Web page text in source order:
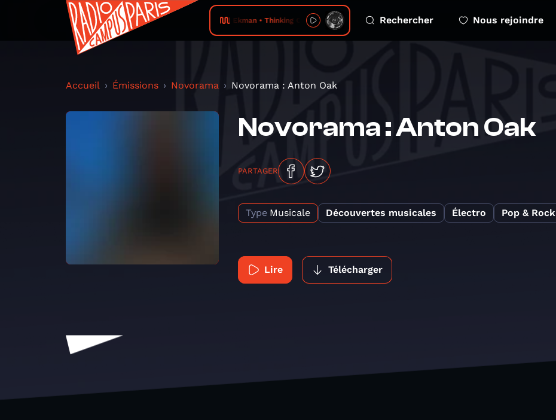
Ekman • Thinking Code Rechercher Nous rejoindre
Accueil Émissions Novorama Novorama : Anton Oak
Novorama : Anton Oak
PARTAGER
Type Musicale Découvertes musicales Électro Pop & Rock
Lire Télécharger